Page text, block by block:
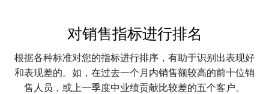
对销售指标进行排名
根据各种标准对您的指标进行排序，有助于识别出表现好
和表现差的。如，在过去一个月内销售额较高的前十位销
售人员，或上一季度中业绩贡献比较差的五个客户。